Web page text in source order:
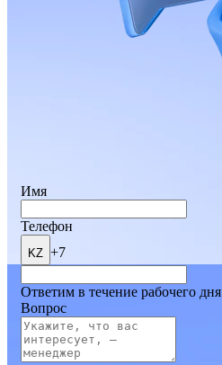
Имя
Телефон
KZ +7
Ответим в течение рабочего дня
Вопрос